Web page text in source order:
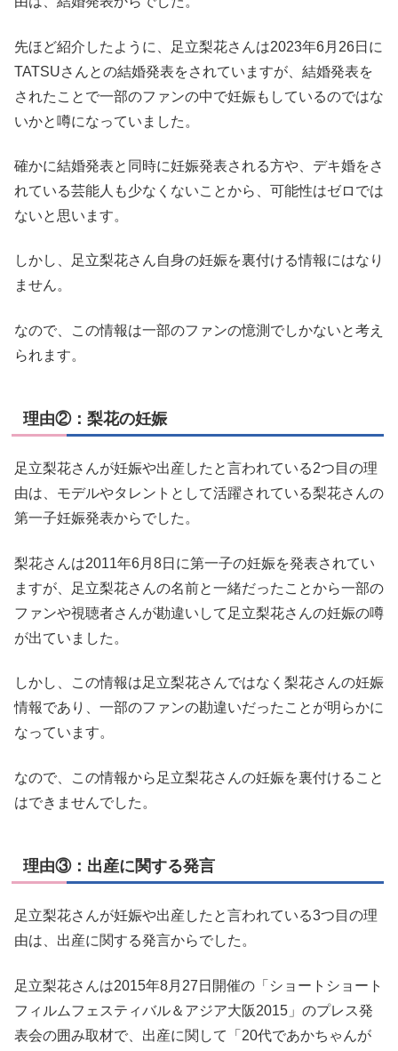
先ほど紹介したように、足立梨花さんは2023年6月26日に
TATSUさんとの結婚発表をされていますが、結婚発表を
されたことで一部のファンの中で妊娠もしているのではな
いかと噂になっていました。
確かに結婚発表と同時に妊娠発表される方や、デキ婚をさ
れている芸能人も少なくないことから、可能性はゼロでは
ないと思います。
しかし、足立梨花さん自身の妊娠を裏付ける情報にはなり
ません。
なので、この情報は一部のファンの憶測でしかないと考え
られます。
理由②：梨花の妊娠
足立梨花さんが妊娠や出産したと言われている2つ目の理
由は、モデルやタレントとして活躍されている梨花さんの
第一子妊娠発表からでした。
梨花さんは2011年6月8日に第一子の妊娠を発表されてい
ますが、足立梨花さんの名前と一緒だったことから一部の
ファンや視聴者さんが勘違いして足立梨花さんの妊娠の噂
が出ていました。
しかし、この情報は足立梨花さんではなく梨花さんの妊娠
情報であり、一部のファンの勘違いだったことが明らかに
なっています。
なので、この情報から足立梨花さんの妊娠を裏付けること
はできませんでした。
理由③：出産に関する発言
足立梨花さんが妊娠や出産したと言われている3つ目の理
由は、出産に関する発言からでした。
足立梨花さんは2015年8月27日開催の「ショートショート
フィルムフェスティバル＆アジア大阪2015」のプレス発
表会の囲み取材で、出産に関して「20代であかちゃんが